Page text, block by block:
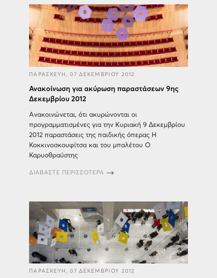
ΠΑΡΑΣΚΕΥΗ, 07 ΔΕΚΕΜΒΡΙΟΥ 2012
Ανακοίνωση για ακύρωση παραστάσεων 9ης
Δεκεμβρίου 2012
Ανακοινώνεται, ότι ακυρώνονται οι
προγραμματισμένες για την Κυριακή 9 Δεκεμβρίου
2012 παραστάσεις της παιδικής όπερας Η
Κοκκινοσκουφίτσα και του μπαλέτου Ο
Καρυοθραύστης
ΔΙΑΒΑΣΤΕ ΠΕΡΙΣΣΟΤΕΡΑ
ΠΑΡΑΣΚΕΥΗ, 07 ΔΕΚΕΜΒΡΙΟΥ 2012